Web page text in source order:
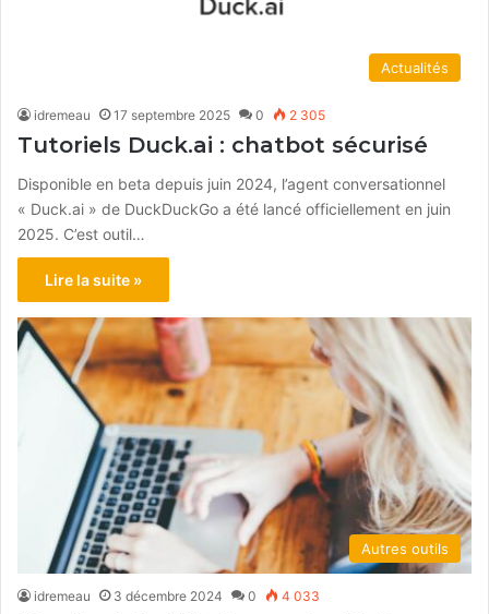
Actualités
idremeau 17 septembre 2025 0 2 305
Tutoriels Duck.ai : chatbot sécurisé
Disponible en beta depuis juin 2024, l’agent conversationnel
« Duck.ai » de DuckDuckGo a été lancé officiellement en juin
2025. C’est outil…
Lire la suite »
Autres outils
idremeau 3 décembre 2024 0 4 033